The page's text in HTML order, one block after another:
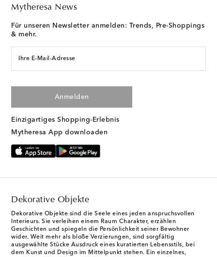
Mytheresa News
Für unseren Newsletter anmelden: Trends, Pre-Shoppings
& mehr.
Ihre E-Mail-Adresse
Anmelden
Einzigartiges Shopping-Erlebnis
Mytheresa App downloaden
Dekorative Objekte
Dekorative Objekte sind die Seele eines jeden anspruchsvollen
Interieurs. Sie verleihen einem Raum Charakter, erzählen
Geschichten und spiegeln die Persönlichkeit seiner Bewohner
wider. Weit mehr als bloße Verzierungen, sind sorgfältig
ausgewählte Stücke Ausdruck eines kuratierten Lebensstils, bei
dem Kunst und Design im Mittelpunkt stehen. Ein einzelnes,